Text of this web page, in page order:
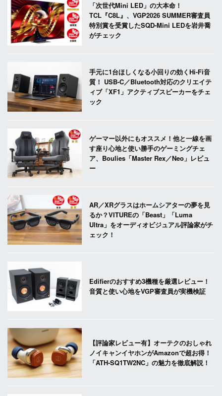
「次世代Mini LED」の大本命！
TCL『C8L』、VGP2026 SUMMER審査員
特別賞を受賞したSQD-Mini LEDを岩井喬
がチェック
手元に1台ほしくなる小回りの効くHi-Fi音
質！ USB-C／Bluetooth対応のクリエイテ
ィブ「XF1」アクティブスピーカーをチェ
ック
ゲーマー以外にもオススメ！他と一線を画
す座り心地と使い勝手のゲーミングチェ
ア、Boulies「Master Rex／Neo」レビュ
ー
AR／XRグラスはホームシアターの夢を見
るか？VITUREの「Beast」「Luma
Ultra」をオーディオビジュアル評論家がチ
ェック！
Edifierのおすすめ3機種を厳選レビュー！
音質と使い心地をVGP審査員が実機検証
【評論家レビュー有】オーテクのおしゃれ
ノイキャンイヤホンがAmazonで超お得！
「ATH-SQ1TW2NC」の魅力を徹底解説！